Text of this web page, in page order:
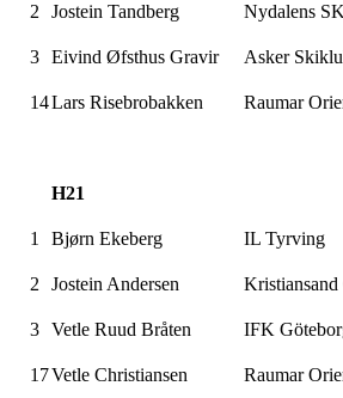
2 Jostein Tandberg Nydalens SK
3 Eivind Øfsthus Gravir Asker
14Lars Risebrobakken Raumar
H21
1 Bjørn Ekeberg IL Tyrving
2 Jostein Andersen
3 Vetle Ruud Bråten IFK
17Vetle Christiansen Raumar